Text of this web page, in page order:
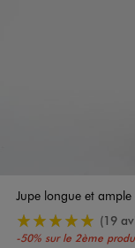
Jupe longue et
-50% sur le 2ème
5/5 de moyenne
(19